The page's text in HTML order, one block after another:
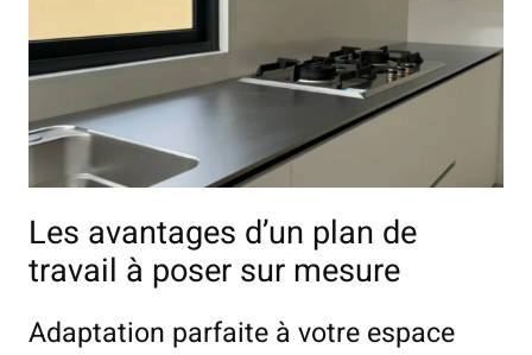
Les avantages d’un plan de
travail à poser sur mesure
Adaptation parfaite à votre espace